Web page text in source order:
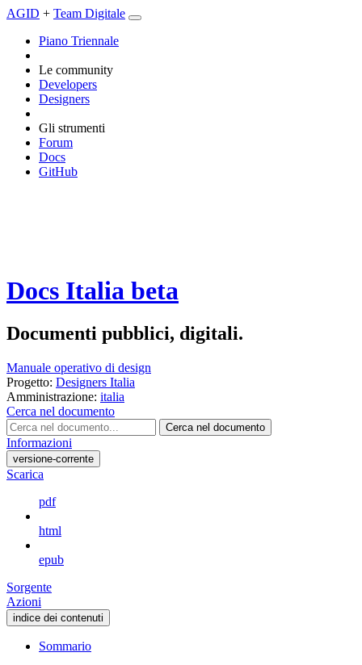
AGID + Team Digitale
Piano Triennale
Le community
Developers
Designers
Gli strumenti
Forum
Docs
GitHub
Docs Italia beta
Documenti pubblici, digitali.
Manuale operativo di design
Progetto: Designers Italia
Amministrazione: italia
Cerca nel documento
Cerca nel documento
Informazioni
versione-corrente
Scarica
pdf
html
epub
Sorgente
Azioni
indice dei contenuti
Sommario